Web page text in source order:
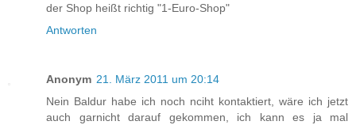
der Shop heißt richtig "1-Euro-Shop"
Antworten
Anonym 21. März 2011 um 20:14
Nein Baldur habe ich noch nciht kontaktiert, wäre ich jetzt
auch garnicht darauf gekommen, ich kann es ja mal